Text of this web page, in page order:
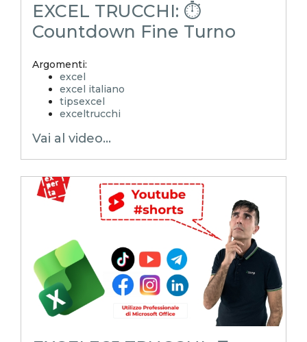
EXCEL TRUCCHI: ⏱️
Countdown Fine Turno
Argomenti:
excel
excel italiano
tipsexcel
exceltrucchi
Xcamp
superexcel
exceltips
microsoft excel
excel_learning
excel_master
youtubeshorts
Vai al video...